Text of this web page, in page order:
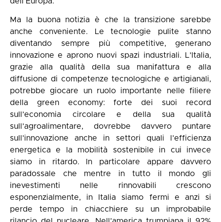
Ma la buona notizia è che la transizione sarebbe
anche conveniente. Le tecnologie pulite stanno
diventando sempre più competitive, generano
innovazione e aprono nuovi spazi industriali. L’Italia,
grazie alla qualità della sua manifattura e alla
diffusione di competenze tecnologiche e artigianali,
potrebbe giocare un ruolo importante nelle filiere
della green economy: forte dei suoi record
sull’economia circolare e della sua qualità
sull’agroalimentare, dovrebbe davvero puntare
sull’innovazione anche in settori quali l’efficienza
energetica e la mobilità sostenibile in cui invece
siamo in ritardo. In particolare appare davvero
paradossale che mentre in tutto il mondo gli
inevestimenti nelle rinnovabili crescono
esponenzialmente, in Italia siamo fermi e anzi si
perde tempo in chiacchiere su un improbabile